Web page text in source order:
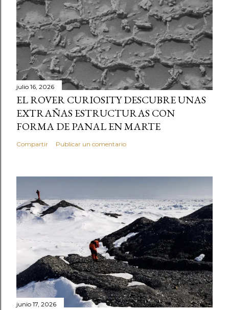
julio 16, 2026
EL ROVER CURIOSITY DESCUBRE UNAS
EXTRAÑAS ESTRUCTURAS CON
FORMA DE PANAL EN MARTE
Compartir Publicar un comentario
junio 17, 2026